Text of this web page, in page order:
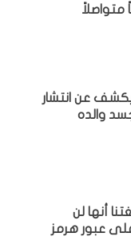
متواصلاً
عن انتشار
والده
أنها لن
عبور هرمز